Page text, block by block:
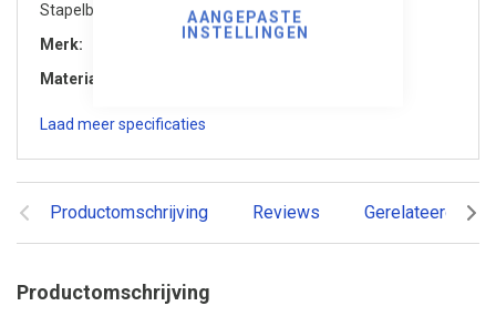
AANGEPASTE
INSTELLINGEN
Productomschrijving Reviews Gerelateerde
Productomschrijving
Stapelblokken en elementen
Merk
Redsun
Materiaal
Laad meer specificaties